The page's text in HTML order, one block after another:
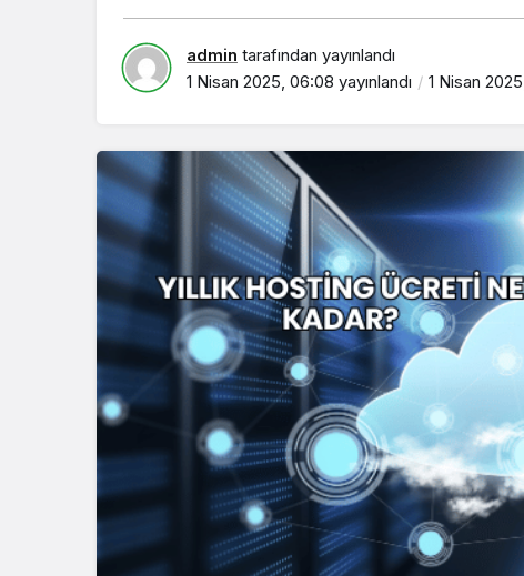
admin tarafından yayınlandı
1 Nisan 2025, 06:08 yayınlandı 1 Nisan